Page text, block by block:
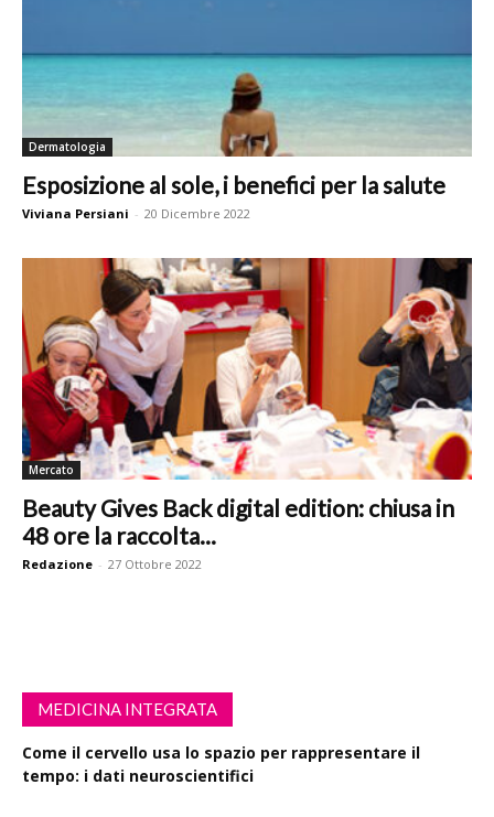
Dermatologia
Esposizione al sole, i benefici per la salute
Viviana Persiani - 20 Dicembre 2022
Mercato
Beauty Gives Back digital edition: chiusa in
48 ore la raccolta...
Redazione - 27 Ottobre 2022
MEDICINA INTEGRATA
Come il cervello usa lo spazio per rappresentare il
tempo: i dati neuroscientifici